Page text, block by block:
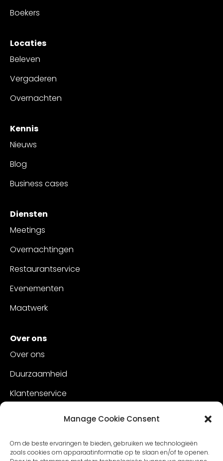
Manage Cookie Consent
Om de beste ervaringen te bieden, gebruiken we technologieën
zoals cookies om apparaatinformatie op te slaan en/of te openen.
Boekers
Locaties
Beleven
Vergaderen
Overnachten
Kennis
Nieuws
Blog
Business cases
Diensten
Meetings
Overnachtingen
Restaurantservice
Evenementen
Maatwerk
Over ons
Over ons
Duurzaamheid
Klantenservice